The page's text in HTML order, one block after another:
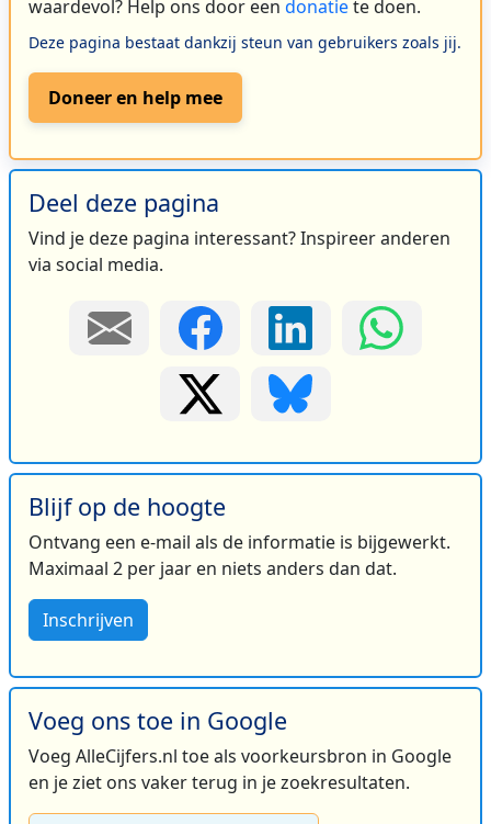
waardevol? Help ons door een donatiete doen.
Deze pagina bestaat dankzij steun van gebruikers zoals jij.
Doneer en help mee
Deel deze pagina
Vind je deze pagina interessant? Inspireer anderen
via social media.
Blijf op de hoogte
Ontvang een e-mail als de informatie is bijgewerkt.
Maximaal 2 per jaar en niets anders dan dat.
Inschrijven
Voeg ons toe in Google
Voeg AlleCijfers.nl toe als voorkeursbron in Google
en je ziet ons vaker terug in je zoekresultaten.